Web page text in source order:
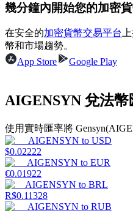
使您的資產穩定增值
幾分鐘內開始您的加密
在安全的加密貨幣交易平台
幣和市場趨勢。
App Store
Google Play
AIGENSYN 兌法幣
使用實時匯率將
AIGENSYN to USD
$0.02222
AIGENSYN to EUR
€0.01922
AIGENSYN to BRL
R$0.11328
AIGENSYN to RUB